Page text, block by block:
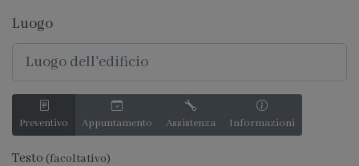
Luogo
Preventivo Appuntamento Assistenza Informazioni
Testo (facoltativo)